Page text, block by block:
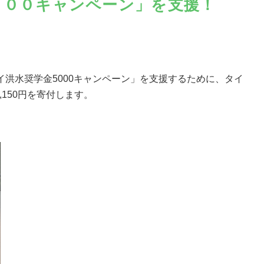
０キャンペーン」を支援！
水奨学金5000キャンペーン」を支援するために、タイ
円を寄付します。